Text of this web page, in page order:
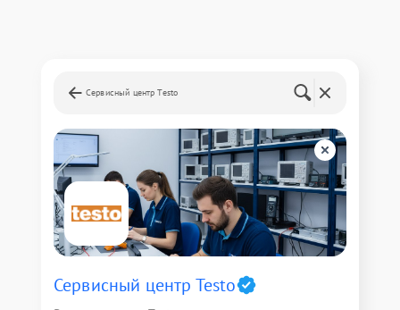
Сервисный центр Testo
Сервисный центр Testo